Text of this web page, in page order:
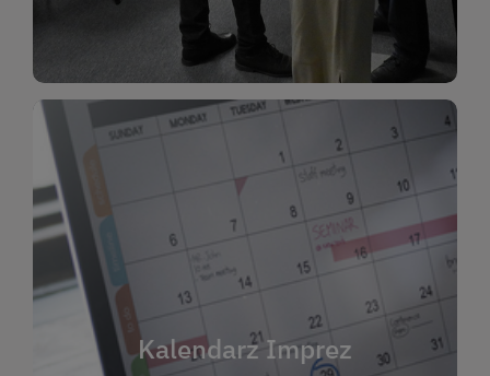
Kalendarz Imprez
Kalendarz Imprez
Zakładka ta gromadzi wszystkie planowane
wydarzenia kulturalne i edukacyjne organizowane
przez bibliotekę. Możesz tu sprawdzić terminy
spotkań, warsztatów, wystaw czy konkursów.
Dzięki przejrzystemu kalendarzowi łatwo